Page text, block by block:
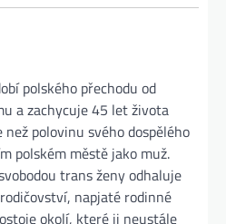
polského přechodu od
a zachycuje 45 let života
polovinu svého dospělého
polském městě jako muž.
trans ženy odhaluje
napjaté rodinné
okolí, které ji neustále